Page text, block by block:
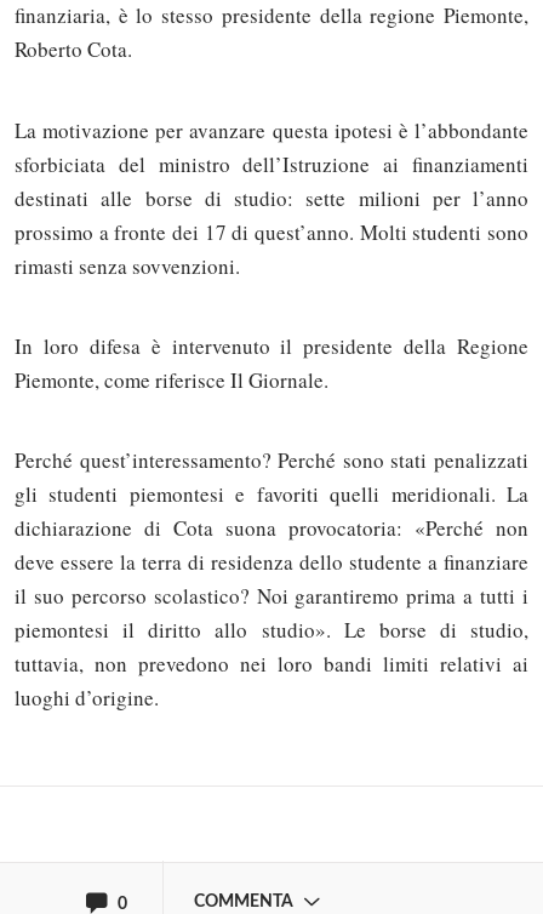
finanziaria, è lo stesso presidente della regione Piemonte,
Roberto Cota.
La motivazione per avanzare questa ipotesi è l’abbondante
sforbiciata del ministro dell’Istruzione ai finanziamenti
destinati alle borse di studio: sette milioni per l’anno
prossimo a fronte dei 17 di quest’anno. Molti studenti sono
rimasti senza sovvenzioni.
In loro difesa è intervenuto il presidente della Regione
Piemonte, come riferisce Il Giornale.
Perché quest’interessamento? Perché sono stati penalizzati
gli studenti piemontesi e favoriti quelli meridionali. La
dichiarazione di Cota suona provocatoria: «Perché non
deve essere la terra di residenza dello studente a finanziare
il suo percorso scolastico? Noi garantiremo prima a tutti i
piemontesi il diritto allo studio». Le borse di studio,
tuttavia, non prevedono nei loro bandi limiti relativi ai
luoghi d’origine.
0 COMMENTA
Solo gli utenti registrati possono
commentare!